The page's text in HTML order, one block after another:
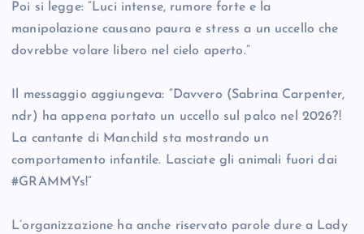
Poi si legge: “Luci intense, rumore forte e la
manipolazione causano paura e stress a un uccello che
dovrebbe volare libero nel cielo aperto.”
Il messaggio aggiungeva: “Davvero (Sabrina Carpenter,
ndr) ha appena portato un uccello sul palco nel 2026?!
La cantante di Manchild sta mostrando un
comportamento infantile. Lasciate gli animali fuori dai
#GRAMMYs!”
L’organizzazione ha anche riservato parole dure a Lady